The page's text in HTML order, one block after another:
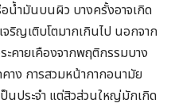
น้ำมันบนผิว บางครั้งอาจเกิด
ริญเติบโตมากเกินไป นอกจาก
คายเคืองจากพฤติกรรมบาง
าง การสวมหน้ากากอนามัย
นประจำ แต่สิวส่วนใหญ่มักเกิด